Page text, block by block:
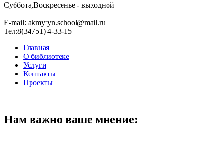
Суббота,Воскресенье - выходной
Е-mail: akmyryn.school@mail.ru
Тел:8(34751) 4-33-15
Главная
О библиотеке
Услуги
Контакты
Проекты
Нам важно ваше мнение: